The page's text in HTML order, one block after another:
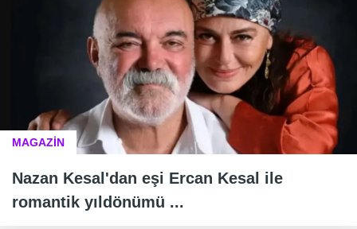
MAGAZİN
Nazan Kesal'dan eşi Ercan Kesal ile
romantik yıldönümü ...